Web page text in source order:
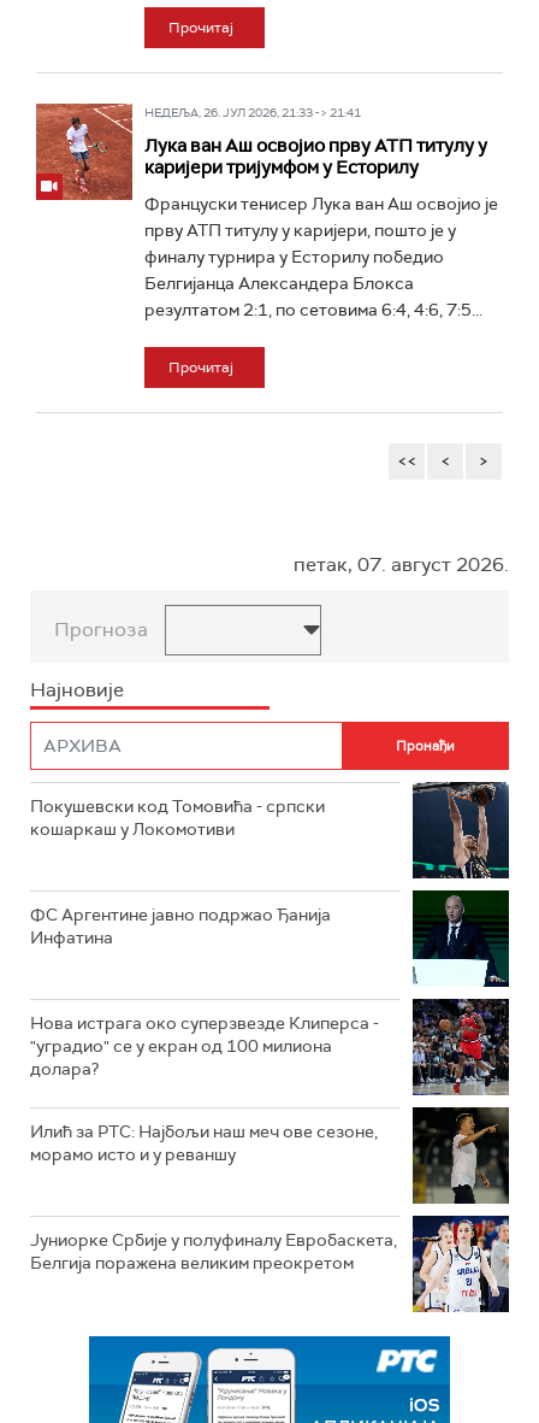
Прочитај
НЕДЕЉА, 26. ЈУЛ 2026, 21:33 -> 21:41
Лука ван Аш освојио прву АТП титулу у
каријери тријумфом у Есторилу
Француски тенисер Лука ван Аш освојио је
прву АТП титулу у каријери, пошто је у
финалу турнира у Есторилу победио
Белгијанца Александера Блокса
резултатом 2:1, по сетовима 6:4, 4:6, 7:5...
Прочитај
<< < >
петак, 07. август 2026.
Прогноза
Најновије
Покушевски код Томовића - српски
кошаркаш у Локомотиви
ФС Аргентине јавно подржао Ђанија
Инфатина
Нова истрага око суперзвезде Клиперса -
"уградио" се у екран од 100 милиона
долара?
Илић за РТС: Најбољи наш меч ове сезоне,
морамо исто и у реваншу
Јуниорке Србије у полуфиналу Евробаскета,
Белгија поражена великим преокретом